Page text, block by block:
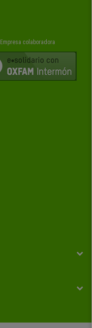
Empresa colaboradora